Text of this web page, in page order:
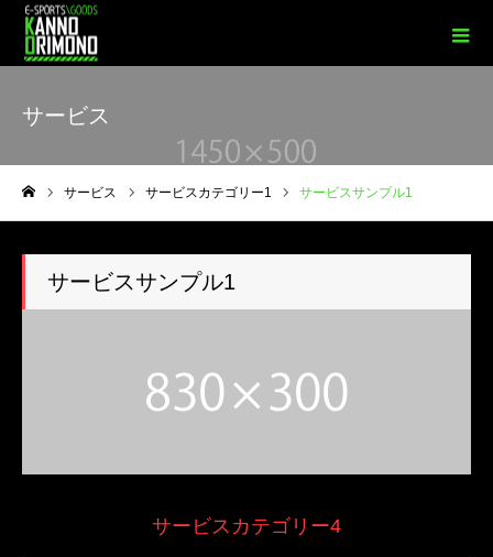
サービス
サービス サービスカテゴリー1 サービスサンプル1
サービスサンプル1
サービスカテゴリー4